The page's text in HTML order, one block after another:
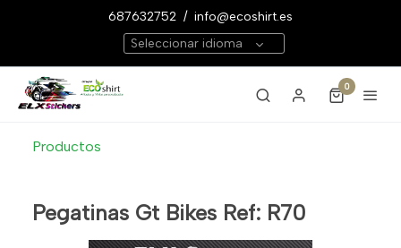
687632752 / info@ecoshirt.es
Seleccionar idioma
0
Productos
Pegatinas Gt Bikes Ref: R70